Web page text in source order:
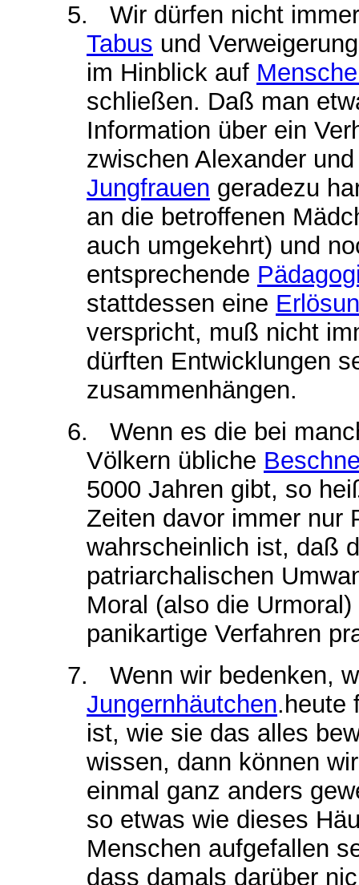
5.
Wir dürfen nicht
Tabus und
im Hinblick auf
schließen. Daß man
Information über ein
zwischen Alexander
Jungfrauen geradezu
an die betroffenen
auch umgekehrt) und
entsprechende
stattdessen eine
verspricht, muß nicht
dürften Entwicklungen
zusammenhängen.
6. Wenn es die bei
Völkern übliche
5000 Jahren gibt, so
Zeiten davor immer nur
wahrscheinlich ist, daß
patriarchalischen
Moral (also die
panikartige Verfahren
7.
Wenn wir bedenken,
Jungernhäutchen.heute
ist, wie sie das alles
wissen, dann können
einmal ganz anders
so etwas wie dieses
Menschen aufgefallen
dass damals darüber